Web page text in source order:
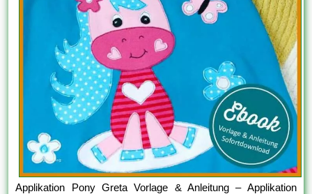
Applikation Pony Greta Vorlage & Anleitung – Applikation